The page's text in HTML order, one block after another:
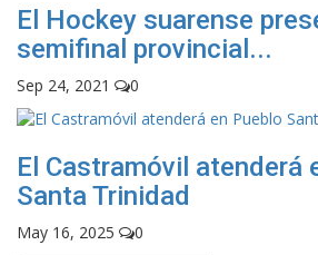
El Hockey suarense
semifinal provincial...
Sep 24, 2021 0
El Castramóvil atenderá
Santa Trinidad
May 16, 2025 0